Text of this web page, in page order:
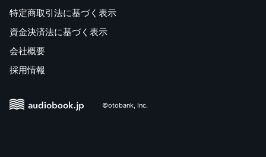
特定商取引法に基づく表示
資金決済法に基づく表示
会社概要
採用情報
©otobank, Inc.